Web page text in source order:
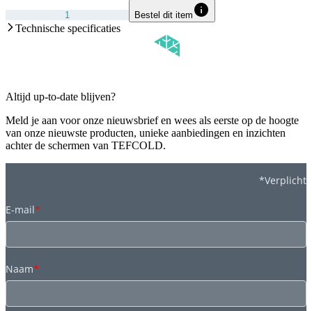
Bestel dit item
Technische specificaties
Altijd up-to-date blijven?
Meld je aan voor onze nieuwsbrief en wees als eerste op de hoogte
van onze nieuwste producten, unieke aanbiedingen en inzichten
achter de schermen van TEFCOLD.
*Verplicht
E-mail*
Naam*